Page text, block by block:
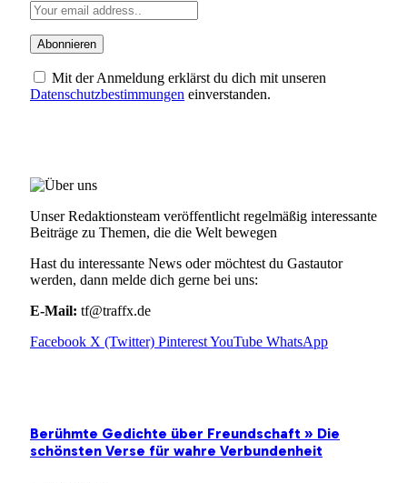
Mit der Anmeldung erklärst du dich mit unseren
Datenschutzbestimmungen einverstanden.
Unser Redaktionsteam veröffentlicht regelmäßig interessante
Beiträge zu Themen, die die Welt bewegen
Hast du interessante News oder möchtest du Gastautor
werden, dann melde dich gerne bei uns:
E-Mail: tf@traffx.de
Facebook X (Twitter) PinterestYouTube WhatsApp
Berühmte Gedichte über Freundschaft » Die
schönsten Verse für wahre Verbundenheit